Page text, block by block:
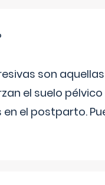
son
el suelo
el postparto.